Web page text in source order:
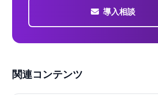
導入相談
関連コンテンツ